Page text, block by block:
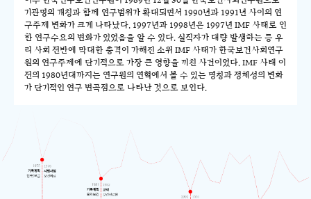
기관명의 개칭과 함께 연구범위가 확대되면서 1990년과 1991년 사이의 연
구주제 변화가 크게 나타났다. 1997년과 1998년은 1997년 IMF 사태로 인
한 연구수요의 변화가 있었음을 알 수 있다. 실직자가 대량 발생하는 등 우
리 사회 전반에 막대한 충격이 가해진 소위 IMF 사태가 한국보건사회연구
원의 연구주제에 단기적으로 가장 큰 영향을 끼친 사건이었다. IMF 사태 이
전의 1980년대까지는 연구원의 연혁에서 볼 수 있는 명칭과 정체성의 변화
가 단기적인 연구 변곡점으로 나타난 것으로 보인다.